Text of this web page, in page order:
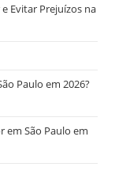
Evitar Prejuízos na
Paulo em 2026?
em São Paulo em